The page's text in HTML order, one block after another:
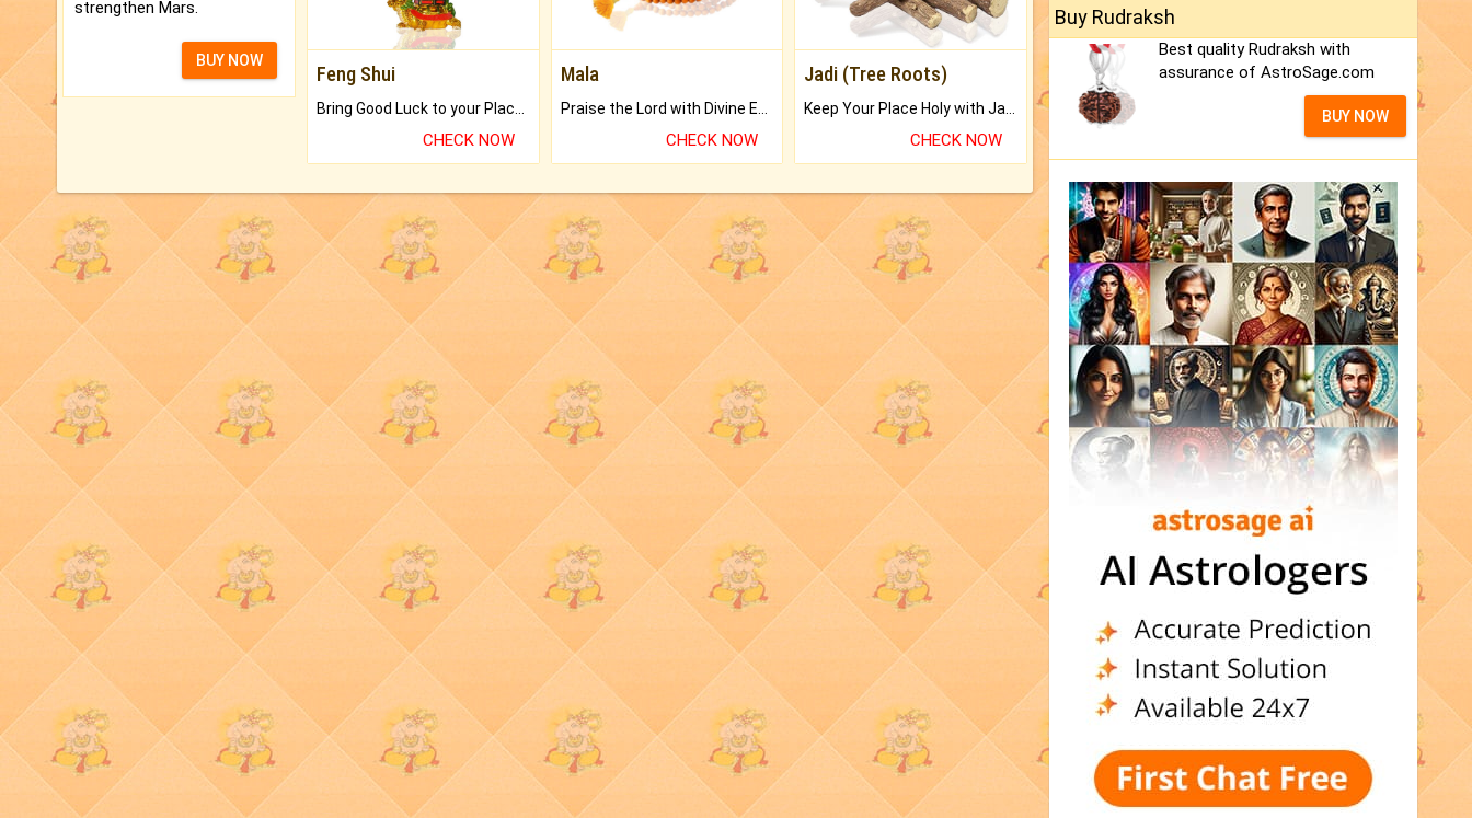
strengthen Mars.
BUY NOW
Feng Shui
CHECK NOW
Mala
CHECK NOW
Jadi (Tree Roots)
CHECK NOW
Buy Rudraksh
Best quality Rudraksh with
assurance of AstroSage.com
BUY NOW